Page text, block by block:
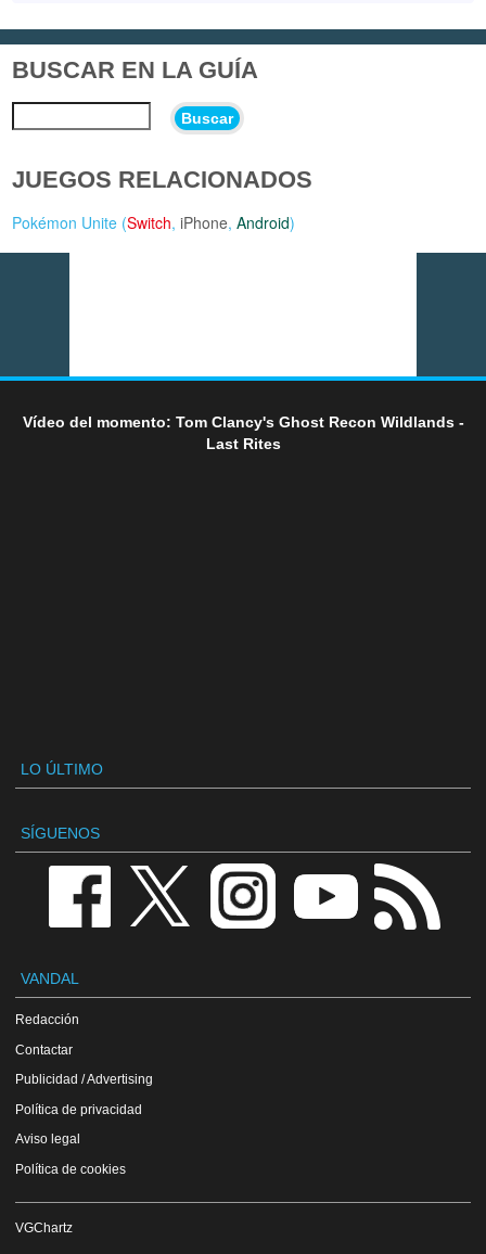
BUSCAR EN LA GUÍA
Buscar
JUEGOS RELACIONADOS
Pokémon Unite (Switch,iPhone,Android)
Vídeo del momento: Tom Clancy's Ghost Recon Wildlands -
Last Rites
LO ÚLTIMO
SÍGUENOS
VANDAL
Redacción
Contactar
Publicidad / Advertising
Política de privacidad
Aviso legal
Política de cookies
VGChartz